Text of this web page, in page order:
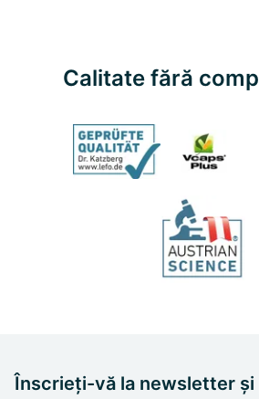
Calitate fără
Înscrieți-vă la newsletter